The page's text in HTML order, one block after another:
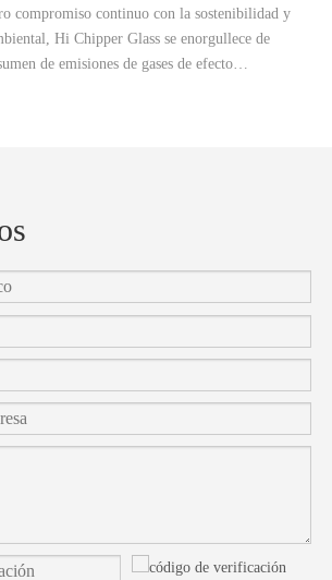
compromiso continuo con la sostenibilidad y
Hi Chipper Glass se enorgullece de
de emisiones de gases de efecto